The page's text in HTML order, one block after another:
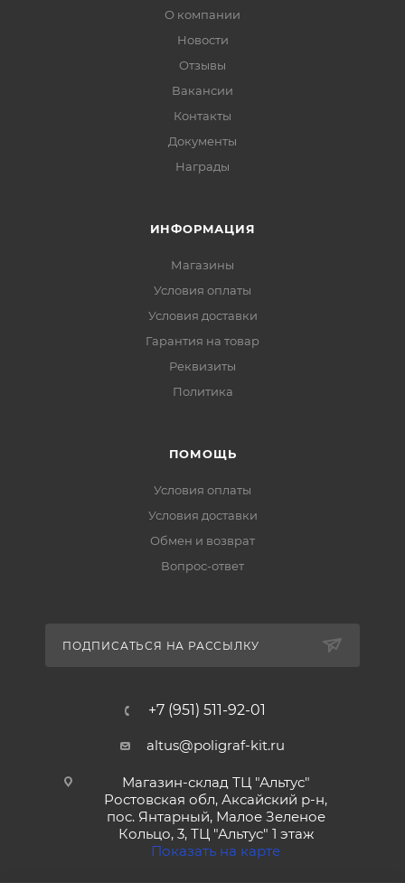
О компании
Новости
Отзывы
Вакансии
Контакты
Документы
Награды
ИНФОРМАЦИЯ
Магазины
Условия оплаты
Условия доставки
Гарантия на товар
Реквизиты
Политика
ПОМОЩЬ
Условия оплаты
Условия доставки
Обмен и возврат
Вопрос-ответ
ПОДПИСАТЬСЯ НА РАССЫЛКУ
+7 (951) 511-92-01
altus@poligraf-kit.ru
Магазин-склад ТЦ "Альтус"
Ростовская обл, Аксайский р-н,
пос. Янтарный, Малое Зеленое
Кольцо, 3, ТЦ "Альтус" 1 этаж
Показать на карте